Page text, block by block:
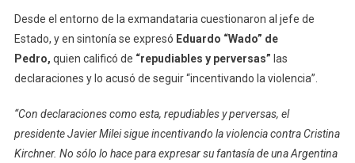
Desde el entorno de la exmandataria cuestionaron al jefe de
Estado, y en sintonía se expresó Eduardo “Wado” de
Pedro, quien calificó de “repudiables y perversas” las
declaraciones y lo acusó de seguir “incentivando la violencia”.
“Con declaraciones como esta, repudiables y perversas, el
presidente Javier Milei sigue incentivando la violencia contra Cristina
Kirchner. No sólo lo hace para expresar su fantasía de una Argentina